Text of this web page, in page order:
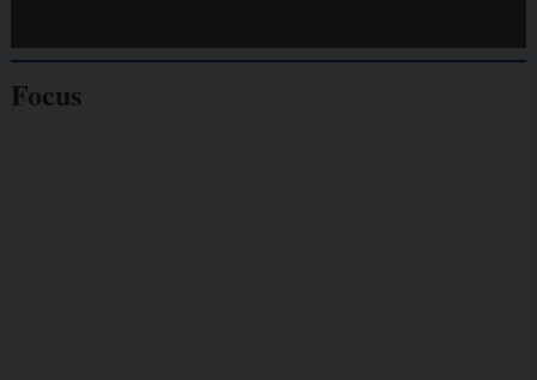
Focus